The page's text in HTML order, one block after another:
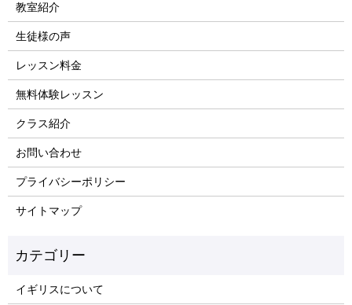
教室紹介
生徒様の声
レッスン料金
無料体験レッスン
クラス紹介
お問い合わせ
プライバシーポリシー
サイトマップ
イギリスについて